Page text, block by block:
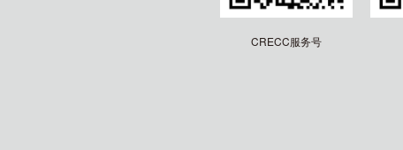
CRECC服务号